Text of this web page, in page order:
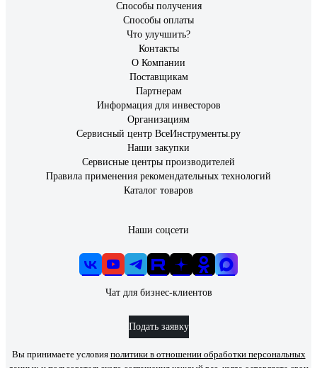
Способы получения
Способы оплаты
Что улучшить?
Контакты
О Компании
Поставщикам
Партнерам
Информация для инвесторов
Организациям
Сервисный центр ВсеИнструменты.ру
Наши закупки
Сервисные центры производителей
Правила применения рекомендательных технологий
Каталог товаров
Наши соцсети
Чат для бизнес-клиентов
Подать заявку
Вы принимаете условия политики в отношении обработки персональных